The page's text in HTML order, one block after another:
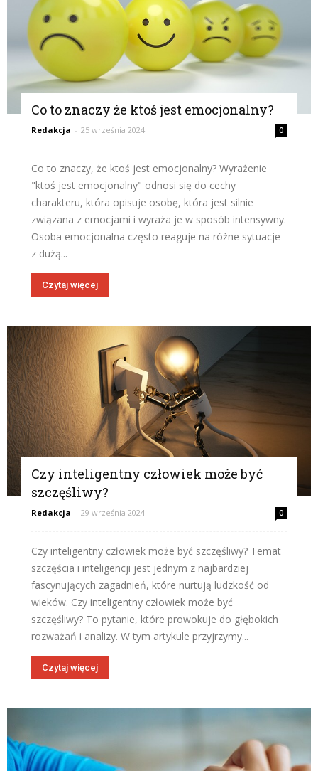
Co to znaczy że ktoś jest emocjonalny?
Redakcja - 25 września 2024 0
Co to znaczy, że ktoś jest emocjonalny? Wyrażenie
"ktoś jest emocjonalny" odnosi się do cechy
charakteru, która opisuje osobę, która jest silnie
związana z emocjami i wyraża je w sposób intensywny.
Osoba emocjonalna często reaguje na różne sytuacje
z dużą...
Czytaj więcej
Czy inteligentny człowiek może być
szczęśliwy?
Redakcja - 29 września 2024 0
Czy inteligentny człowiek może być szczęśliwy? Temat
szczęścia i inteligencji jest jednym z najbardziej
fascynujących zagadnień, które nurtują ludzkość od
wieków. Czy inteligentny człowiek może być
szczęśliwy? To pytanie, które prowokuje do głębokich
rozważań i analizy. W tym artykule przyjrzymy...
Czytaj więcej